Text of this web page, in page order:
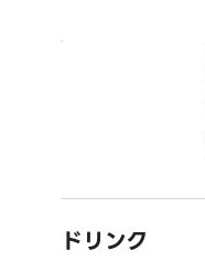
ドリンク